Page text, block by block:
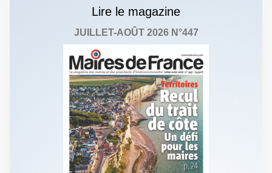
Lire le magazine
JUILLET-AOÛT 2026 N°447